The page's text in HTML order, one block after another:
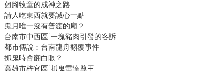
翹腳牧童的成神之路
請人吃東西就要誠心一點
鬼月唯一沒有普渡的廟？
台南市中西區˙一塊豬肉引發的客訴
都市傳說：台南龍舟翻覆事件
抓鬼時會翻白眼？
高雄市梓官區˙抓鬼雷達尊王